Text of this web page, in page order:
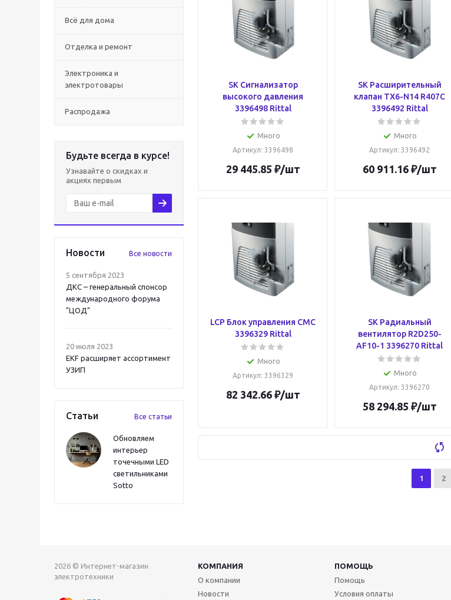
Всё для дома
Отделка и ремонт
Электроника и
электротовары
Распродажа
Будьте всегда в курсе!
Узнавайте о скидках и
акциях первым
Новости Все новости
5 сентября 2023
ДКС – генеральный спонсор
международного форума
"ЦОД"
20 июля 2023
EKF расширяет ассортимент
УЗИП
Статьи Все статьи
Обновляем
интерьер
точечными LED
светильниками
Sotto
SK Сигнализатор
высокого давления
3396498 Rittal
Много
Артикул: 3396498
29 445.85 ₽/шт
SK Расширительный
клапан TX6-N14 R407C
3396492 Rittal
Много
Артикул: 3396492
60 911.16₽/шт
LCP Блок управления CMC
3396329 Rittal
Много
Артикул: 3396329
82 342.66₽/шт
SK Радиальный
вентилятор R2D250-
AF10-1 3396270 Rittal
Много
Артикул: 3396270
58 294.85 ₽/шт
1 2
2026 © Интернет-магазин
электротехники
КОМПАНИЯ ПОМОЩЬ
О компании
Новости
Помощь
Условия оплаты